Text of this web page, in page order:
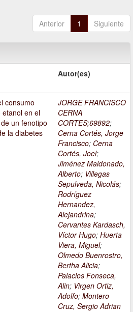
Anterior 1 Siguiente
Autor(es)
consumo
etanol en el
un fenotipo
la diabetes
JORGE FRANCISCO
CERNA
CORTES;69892;
Cerna Cortés, Jorge
Francisco; Cerna
Cortés, Joel;
Jiménez Maldonado,
Alberto; Villegas
Sepulveda, Nicolás;
Rodríguez
Hernandez,
Alejandrina;
Cervantes Kardasch,
Víctor Hugo; Huerta
Viera, Miguel;
Olmedo Buenrostro,
Bertha Alicia;
Palacios Fonseca,
Alin; Virgen Ortiz,
Adolfo; Montero
Cruz, Sergio Adrian